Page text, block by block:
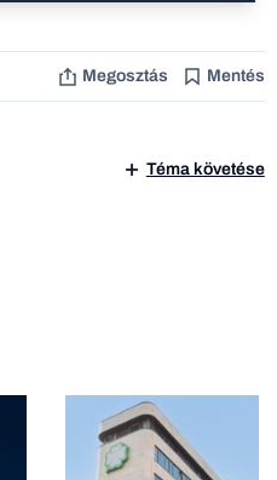
Megosztás Mentés
Téma követése